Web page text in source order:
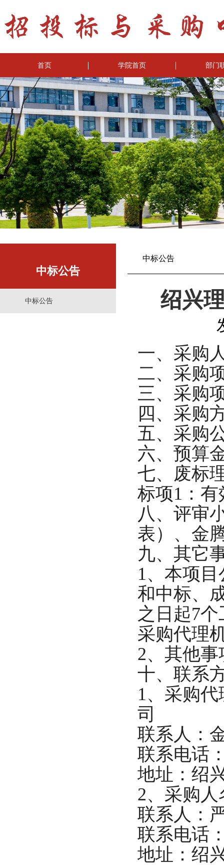
首页 学院首页 部门
中标公告
中标公告
中标公告
绍兴
一、采购
二、采购
三、采购
四 、采购
五、采购
六、预算
七、废标
标项1：
八、评审
表）、金
九、其它
1、本项
和中标、
之日起7
采购代理
2、其他事
十、联系
1、采购
司
联系人：
联系电话
地址：绍
2、采购人
联系人：
联系电话
地址：绍